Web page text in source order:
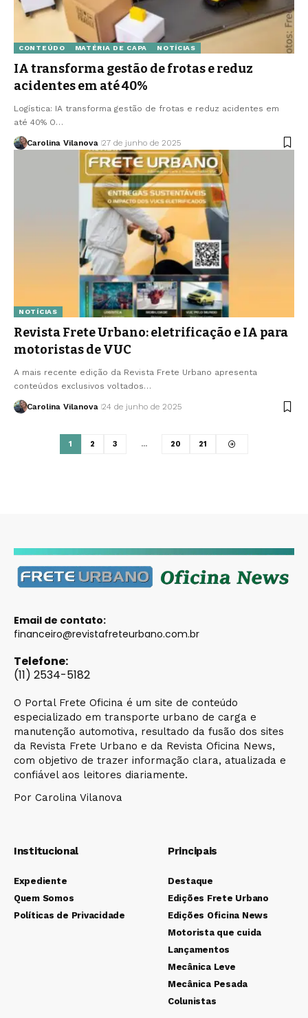
CONTEÚDO MATÉRIA DE CAPA NOTÍCIAS
IA transforma gestão de frotas e reduz
acidentes em até 40%
Logística: IA transforma gestão de frotas e reduz acidentes em
até 40% O…
Carolina Vilanova 27 de junho de 2025
NOTÍCIAS
Revista Frete Urbano: eletrificação e IA para
motoristas de VUC
A mais recente edição da Revista Frete Urbano apresenta
conteúdos exclusivos voltados…
Carolina Vilanova 24 de junho de 2025
1 2 3 … 20 21
Email de contato:
financeiro@revistafreteurbano.com.br
Telefone:
(11) 2534-5182
O Portal Frete Oficina é um site de conteúdo
especializado em transporte urbano de carga e
manutenção automotiva, resultado da fusão dos sites
da Revista Frete Urbano e da Revista Oficina News,
com objetivo de trazer informação clara, atualizada e
confiável aos leitores diariamente.
Por Carolina Vilanova
Institucional
Expediente
Quem Somos
Políticas de Privacidade
Principais
Destaque
Edições Frete Urbano
Edições Oficina News
Motorista que cuida
Lançamentos
Mecânica Leve
Mecânica Pesada
Colunistas